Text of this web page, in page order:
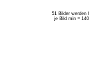
51 Bilder werden
je Bild min =